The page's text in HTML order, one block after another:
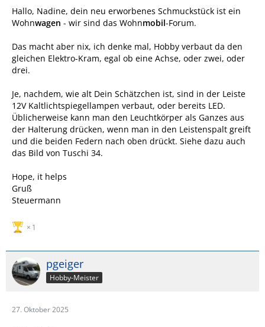
Hallo, Nadine, dein neu erworbenes Schmuckstück ist ein
Wohnwagen - wir sind das Wohnmobil-Forum.
Das macht aber nix, ich denke mal, Hobby verbaut da den
gleichen Elektro-Kram, egal ob eine Achse, oder zwei, oder
drei.
Je, nachdem, wie alt Dein Schätzchen ist, sind in der Leiste
12V Kaltlichtspiegellampen verbaut, oder bereits LED.
Üblicherweise kann man den Leuchtkörper als Ganzes aus
der Halterung drücken, wenn man in den Leistenspalt greift
und die beiden Federn nach oben drückt. Siehe dazu auch
das Bild von Tuschi 34.
Hope, it helps
Gruß
Steuermann
1
pgeiger
Hobby-Meister
27. Oktober 2025